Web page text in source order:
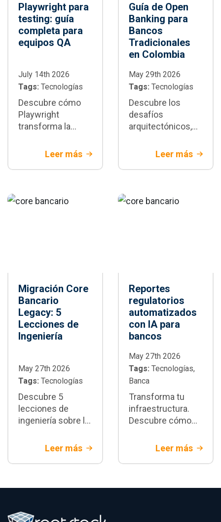
Playwright para
testing: guía
completa para
equipos QA
July 14th 2026
Tags: Tecnologías
Descubre cómo
Playwright
transforma la
pruebas E2E:
paralelización,
buenas prácticas y
Leer más
Guía de Open
Banking para
Bancos
Tradicionales
en Colombia
May 29th 2026
Tags: Tecnologías
Descubre los
desafíos
arquitectónicos,
integración del
Colombia. Aprende
tecnología para
Leer más
Migración Core
Bancario
Legacy: 5
Lecciones de
Ingeniería
May 27th 2026
Tags: Tecnologías
Descubre 5
lecciones de
ingeniería sobre la
bancario legacy.
arquitectura y
riesgos
Rootstack
Leer más
Reportes
regulatorios
automatizados
con IA para
bancos
May 27th 2026
Tags: Tecnologías,
Banca
Transforma tu
infraestructura.
Descubre cómo
regulatorios
para banca
arquitecturas de IA
Leer más